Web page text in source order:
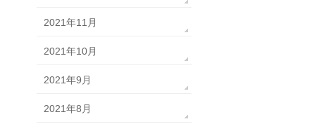
2021年11月
2021年10月
2021年9月
2021年8月